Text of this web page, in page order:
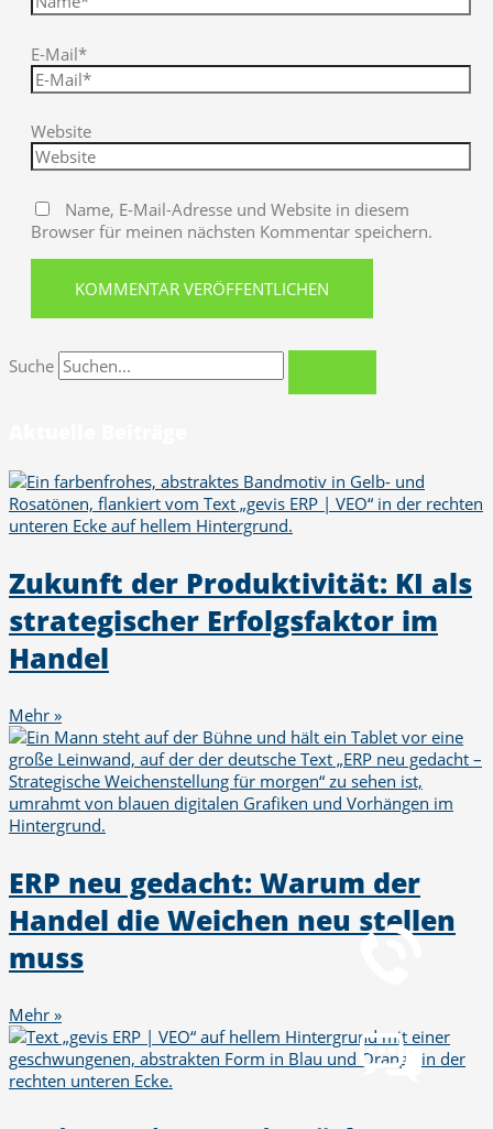
Telefon
+49 251 7000-02
E-Mail*
Website
Name, E-Mail-Adresse und Website in diesem
Browser für meinen nächsten Kommentar speichern.
Suche
Zukunft der Produktivität: KI als
strategischer Erfolgsfaktor im
Handel
Mehr »
ERP neu gedacht: Warum der
Handel die Weichen neu stellen
muss
Mehr »